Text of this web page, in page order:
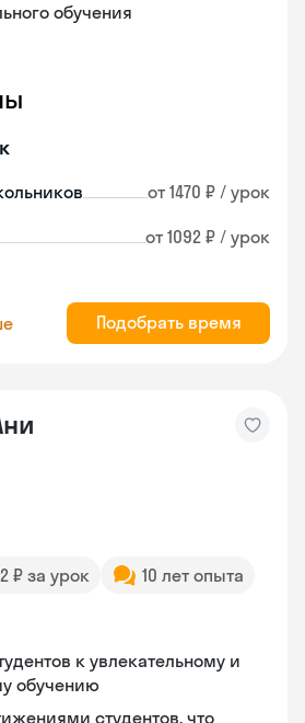
обучения
от 1470 ₽ / урок
от 1092 ₽ / урок
Подобрать время
₽ за урок
10 лет опыта
к увлекательному и
обучению
студентов, что